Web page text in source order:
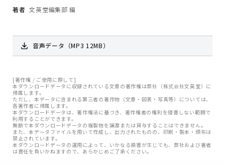
著者 文英堂編集部 編
音声データ（MP3 12MB）
[著作権 / ご使用に際して]
本ダウンロードデータに収録されている文章の著作権は弊社（株式会社文英堂）に
帰属します。
ただし、本データに含まれる第三者の著作物（文章・図表・写真等）については、
各著作者に帰属します。
本ダウンロードデータは、著作権法に基づき、著作権者の権利を侵害しない範囲で
利用することができます。
無断で本ダウンロードデータの複製物を譲渡または貸与することはできません。
また、本データファイルを用いて作成し、出力されたものの、印刷・製本・頒布は
禁止されています。
本ダウンロードデータの運用によって、いかなる損害が生じても、弊社および著者
は責任を負いかねますので、あらかじめご了承ください。